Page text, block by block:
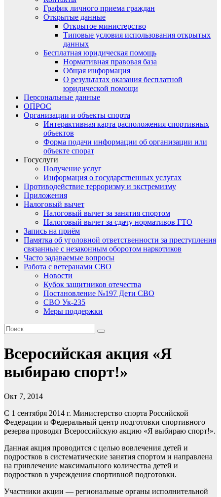
График личного приема граждан
Открытые данные
Открытое министерство
Типовые условия использования открытых
данных
Бесплатная юридическая помощь
Нормативная правовая база
Общая информация
О результатах оказания бесплатной
юридической помощи
Персональные данные
ОПРОС
Организации и объекты спорта
Интерактивная карта расположения спортивных
объектов
Форма подачи информации об организации или
объекте спорат
Госуслуги
Получение услуг
Информация о государственных услугах
Противодействие терроризму и экстремизму
Приложения
Налоговый вычет
Налоговый вычет за занятия спортом
Налоговый вычет за сдачу нормативов ГТО
Запись на приём
Памятка об уголовной ответственности за преступления
связанные с незаконным оборотом наркотиков
Часто задаваемые вопросы
Работа с ветеранами СВО
Новости
Кубок защитников отечества
Постановление №197 Дети СВО
СВО Ук-235
Меры поддержки
Всеросийская акция «Я
выбираю спорт!»
Окт 7, 2014
С 1 сентября 2014 г. Министерство спорта Российской
Федерации и Федеральный центр подготовки спортивного
резерва проводят Всероссийскую акцию «Я выбираю спорт!».
Данная акция проводится с целью вовлечения детей и
подростков в систематические занятия спортом и направлена
на привлечение максимального количества детей и
подростков в учреждения спортивной подготовки.
Участники акции — региональные органы исполнительной